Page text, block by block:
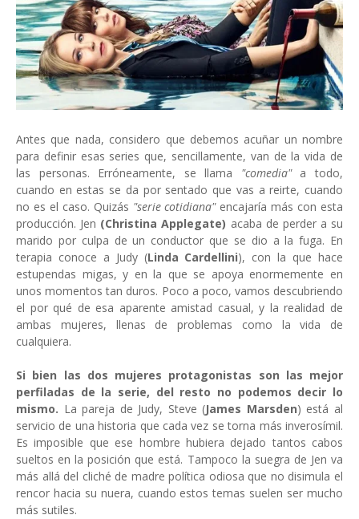
Antes que nada, considero que debemos acuñar un nombre
para definir esas series que, sencillamente, van de la vida de
las personas. Erróneamente, se llama "comedia"a todo,
cuando en estas se da por sentado que vas a reirte, cuando
no es el caso. Quizás "serie cotidiana" encajaría más con esta
producción. Jen (Christina Applegate) acaba de perder a su
marido por culpa de un conductor que se dio a la fuga. En
terapia conoce a Judy (Linda Cardellini), con la que hace
estupendas migas, y en la que se apoya enormemente en
unos momentos tan duros. Poco a poco, vamos descubriendo
el por qué de esa aparente amistad casual, y la realidad de
ambas mujeres, llenas de problemas como la vida de
cualquiera.
Si bien las dos mujeres protagonistas son las mejor
perfiladas de la serie, del resto no podemos decir lo
mismo. La pareja de Judy, Steve (James Marsden) está al
servicio de una historia que cada vez se torna más inverosímil.
Es imposible que ese hombre hubiera dejado tantos cabos
sueltos en la posición que está. Tampoco la suegra de Jen va
más allá del cliché de madre política odiosa que no disimula el
rencor hacia su nuera, cuando estos temas suelen ser mucho
más sutiles.